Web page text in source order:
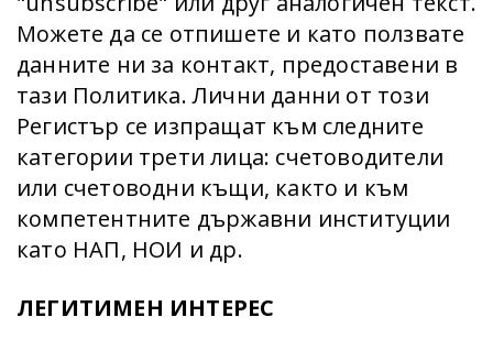
Можете да се отпишете и като ползвате
данните ни за контакт, предоставени в
тази Политика. Лични данни от този
Регистър се изпращат към следните
категории трети лица: счетоводители
или счетоводни къщи, както и към
компетентните държавни институции
като НАП, НОИ и др.
ЛЕГИТИМЕН ИНТЕРЕС